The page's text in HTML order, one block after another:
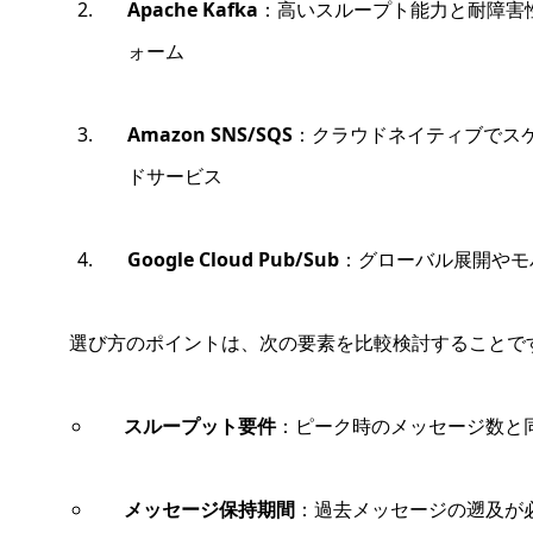
Apache Kafka ：高いスループト能力と耐障
ォーム
Amazon SNS/SQS ：クラウドネイティブで
ドサービス
Google Cloud Pub/Sub ：グローバル展開や
選び方のポイントは、次の要素を比較検討することで
スループット要件：ピーク時のメッセージ数と
メッセージ保持期間：過去メッセージの遡及が